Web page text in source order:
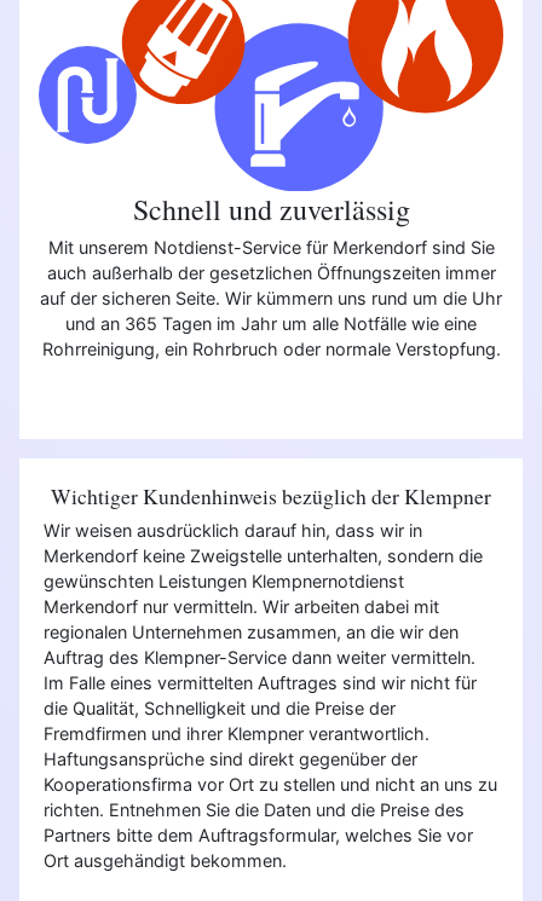
Schnell und zuverlässig
Mit unserem Notdienst-Service für Merkendorf sind Sie
auch außerhalb der gesetzlichen Öffnungszeiten immer
auf der sicheren Seite. Wir kümmern uns rund um die Uhr
und an 365 Tagen im Jahr um alle Notfälle wie eine
Rohrreinigung, ein Rohrbruch oder normale Verstopfung.
Wichtiger Kundenhinweis bezüglich der Klempner
Wir weisen ausdrücklich darauf hin, dass wir in
Merkendorf keine Zweigstelle unterhalten, sondern die
gewünschten Leistungen Klempnernotdienst
Merkendorf nur vermitteln. Wir arbeiten dabei mit
regionalen Unternehmen zusammen, an die wir den
Auftrag des Klempner-Service dann weiter vermitteln.
Im Falle eines vermittelten Auftrages sind wir nicht für
die Qualität, Schnelligkeit und die Preise der
Fremdfirmen und ihrer Klempner verantwortlich.
Haftungsansprüche sind direkt gegenüber der
Kooperationsfirma vor Ort zu stellen und nicht an uns zu
richten. Entnehmen Sie die Daten und die Preise des
Partners bitte dem Auftragsformular, welches Sie vor
Ort ausgehändigt bekommen.